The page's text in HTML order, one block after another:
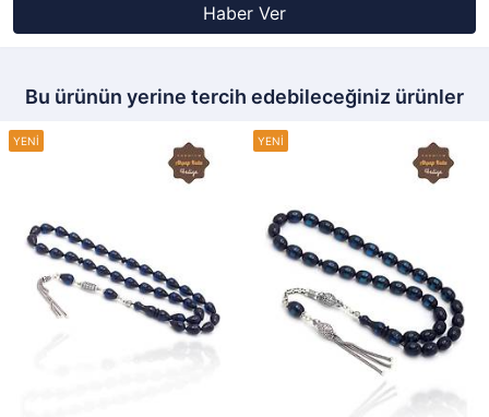
Haber Ver
Bu ürünün yerine tercih edebileceğiniz ürünler